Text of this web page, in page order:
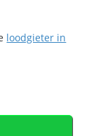
loodgieter in